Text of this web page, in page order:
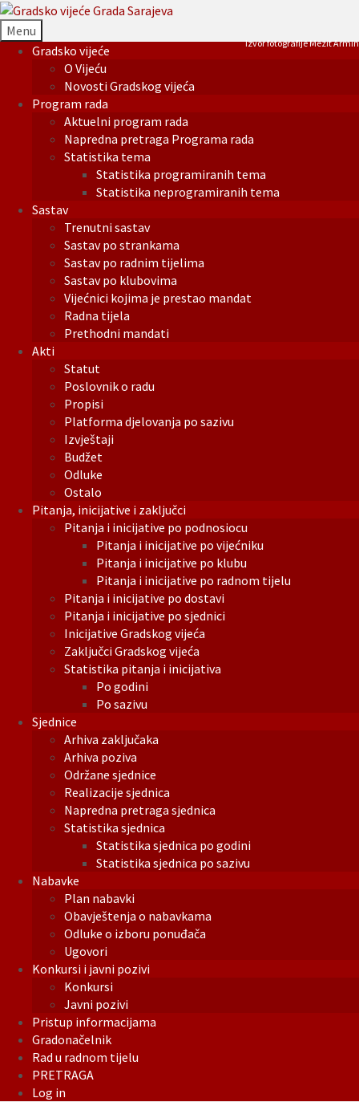
Menu
Gradsko vijeće
O Vijeću
Novosti Gradskog vijeća
Program rada
Aktuelni program rada
Napredna pretraga Programa rada
Statistika tema
Statistika programiranih tema
Statistika neprogramiranih tema
Sastav
Trenutni sastav
Sastav po strankama
Sastav po radnim tijelima
Sastav po klubovima
Vijećnici kojima je prestao mandat
Radna tijela
Prethodni mandati
Akti
Statut
Poslovnik o radu
Propisi
Platforma djelovanja po sazivu
Izvještaji
Budžet
Odluke
Ostalo
Pitanja, inicijative i zaključci
Pitanja i inicijative po podnosiocu
Pitanja i inicijative po vijećniku
Pitanja i inicijative po klubu
Pitanja i inicijative po radnom tijelu
Pitanja i inicijative po dostavi
Pitanja i inicijative po sjednici
Inicijative Gradskog vijeća
Zaključci Gradskog vijeća
Statistika pitanja i inicijativa
Po godini
Po sazivu
Sjednice
Arhiva zaključaka
Arhiva poziva
Održane sjednice
Realizacije sjednica
Napredna pretraga sjednica
Statistika sjednica
Statistika sjednica po godini
Statistika sjednica po sazivu
Nabavke
Plan nabavki
Obavještenja o nabavkama
Odluke o izboru ponuđača
Ugovori
Konkursi i javni pozivi
Konkursi
Javni pozivi
Pristup informacijama
Gradonačelnik
Rad u radnom tijelu
PRETRAGA
Log in
Izvor fotografije Mezit Armin